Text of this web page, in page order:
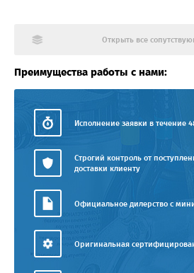
Открыть все
Преимущества работы с нами:
Исполнение заявки в течение
Строгий контроль от
доставки клиенту
Официальное дилерство с
Оригинальная